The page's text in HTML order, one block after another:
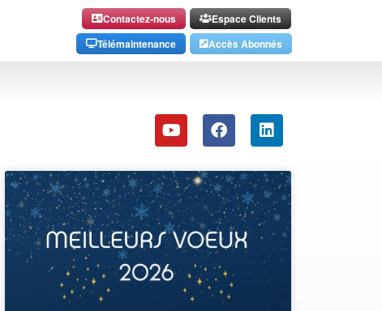
Contactez-nous
Télémaintenance
Espace Clients
Accès Abonnés